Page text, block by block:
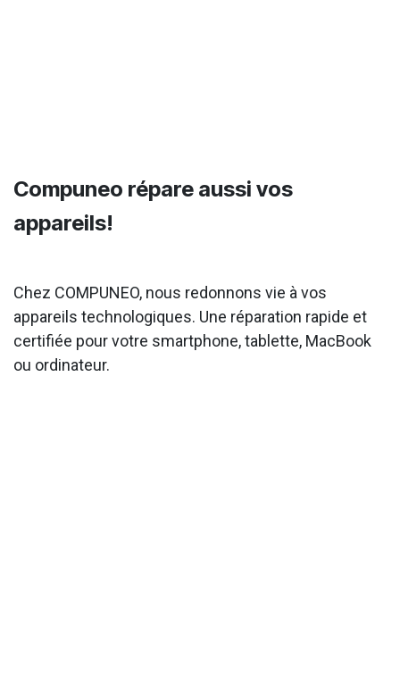
Compuneo répare aussi vos
appareils!
Chez COMPUNEO, nous redonnons vie à vos
appareils technologiques. Une réparation rapide et
certifiée pour votre smartphone, tablette, MacBook
ou ordinateur.